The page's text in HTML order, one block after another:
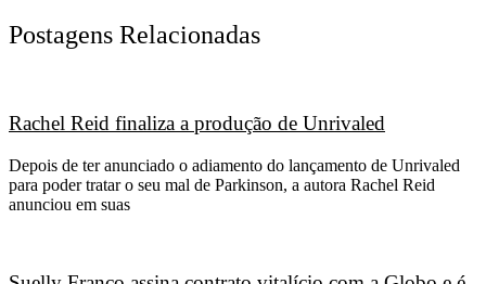
Postagens Relacionadas
Rachel Reid finaliza a produção de Unrivaled
Depois de ter anunciado o adiamento do lançamento de Unrivaled
para poder tratar o seu mal de Parkinson, a autora Rachel Reid
anunciou em suas